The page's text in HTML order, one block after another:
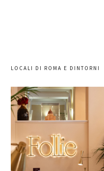
LOCALI DI ROMA E DINTORNI